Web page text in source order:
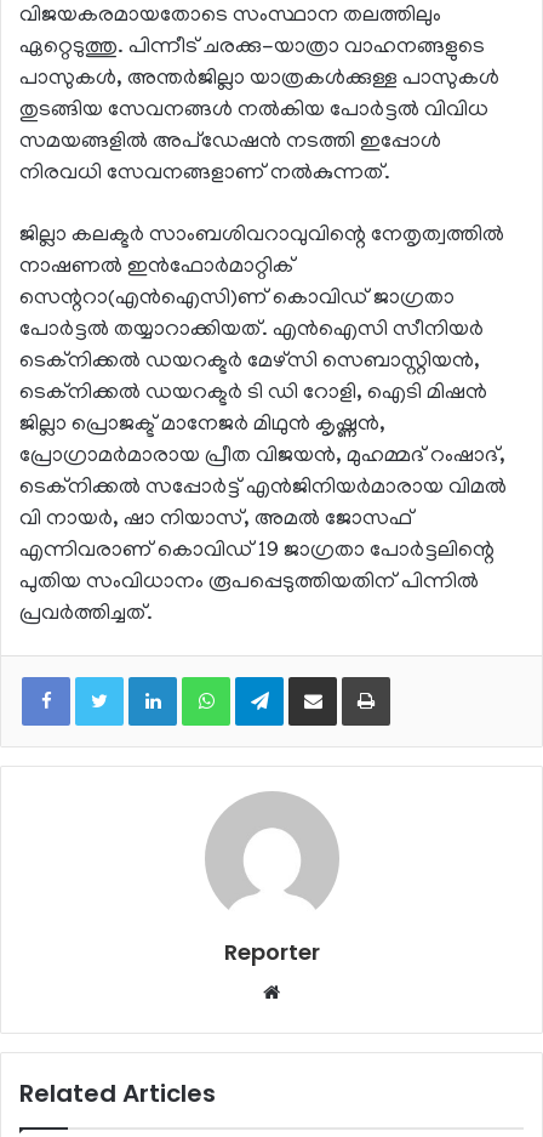
വിജയകരമായതോടെ സംസ്ഥാന തലത്തിലും
ഏറ്റെടുത്തു. പിന്നീട് ചരക്കു-യാത്രാ വാഹനങ്ങളുടെ
പാസുകള്‍, അന്തര്‍ജില്ലാ യാത്രകള്‍ക്കുള്ള പാസുകള്‍
തുടങ്ങിയ സേവനങ്ങള്‍ നല്‍കിയ പോര്‍ട്ടല്‍ വിവിധ
സമയങ്ങളില്‍ അപ്‌ഡേഷന്‍ നടത്തി ഇപ്പോള്‍
നിരവധി സേവനങ്ങളാണ് നല്‍കുന്നത്.
ജില്ലാ കലക്ടര്‍ സാംബശിവറാവുവിന്റെ നേതൃത്വത്തില്‍
നാഷണല്‍ ഇന്‍ഫോര്‍മാറ്റിക്
സെന്ററാ(എന്‍ഐസി)ണ് കൊവിഡ് ജാഗ്രതാ
പോര്‍ട്ടല്‍ തയ്യാറാക്കിയത്. എന്‍ഐസി സീനിയര്‍
ടെക്‌നിക്കല്‍ ഡയറക്ടര്‍ മേഴ്‌സി സെബാസ്റ്റിയന്‍,
ടെക്‌നിക്കല്‍ ഡയറക്ടര്‍ ടി ഡി റോളി, ഐടി മിഷന്‍
ജില്ലാ പ്രൊജക്ട് മാനേജര്‍ മിഥുന്‍ കൃഷ്ണന്‍,
പ്രോഗ്രാമര്‍മാരായ പ്രീത വിജയന്‍, മുഹമ്മദ് റംഷാദ്,
ടെക്‌നിക്കല്‍ സപ്പോര്‍ട്ട് എന്‍ജിനിയര്‍മാരായ വിമല്‍
വി നായര്‍, ഷാ നിയാസ്, അമല്‍ ജോസഫ്
എന്നിവരാണ് കൊവിഡ് 19 ജാഗ്രതാ പോര്‍ട്ടലിന്റെ
പുതിയ സംവിധാനം രൂപപ്പെടുത്തിയതിന് പിന്നില്‍
പ്രവര്‍ത്തിച്ചത്.
LinkedInWhatsAppTelegramShare via Email Print
Reporter
Website
Related Articles